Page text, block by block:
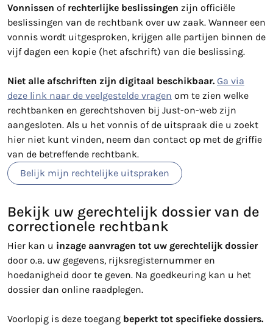
Vonnissen of rechterlijke beslissingen zijn officiële
beslissingen van de rechtbank over uw zaak. Wanneer een
vonnis wordt uitgesproken, krijgen alle partijen binnen de
vijf dagen een kopie (het afschrift) van die beslissing.
Niet alle afschriften zijn digitaal beschikbaar. Ga via
deze link naar de veelgestelde vragen om te zien welke
rechtbanken en gerechtshoven bij Just-on-web zijn
aangesloten. Als u het vonnis of de uitspraak die u zoekt
hier niet kunt vinden, neem dan contact op met de griffie
van de betreffende rechtbank.
Belijk mijn rechtelijke uitspraken
Bekijk uw gerechtelijk dossier van de
correctionele rechtbank
Hier kan u inzage aanvragen tot uw gerechtelijk dossier
door o.a. uw gegevens, rijksregisternummer en
hoedanigheid door te geven. Na goedkeuring kan u het
dossier dan online raadplegen.
Voorlopig is deze toegang beperkt tot specifieke dossiers.